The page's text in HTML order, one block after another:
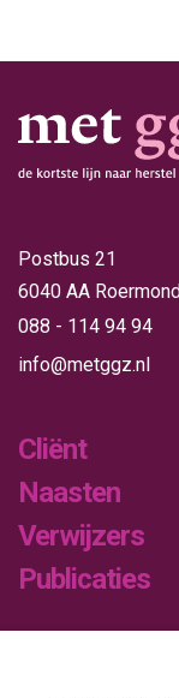
Postbus 21
6040 AA
088 - 114 94 94
info@metggz.nl
Cliënt
Naasten
Verwijzers
Publicaties
Folders